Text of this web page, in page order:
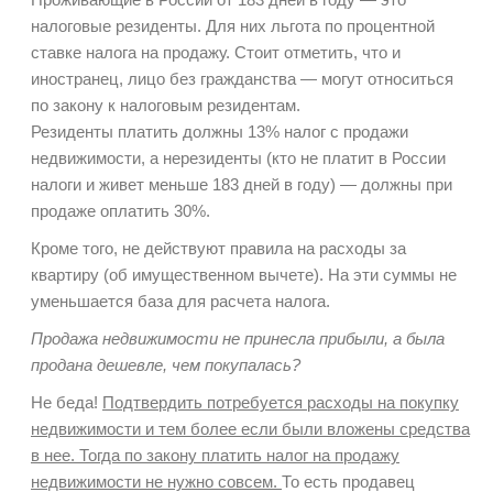
налоговые резиденты. Для них льгота по процентной
ставке налога на продажу. Стоит отметить, что и
иностранец, лицо без гражданства — могут относиться
по закону к налоговым резидентам.
Резиденты платить должны 13% налог с продажи
недвижимости, а нерезиденты (кто не платит в России
налоги и живет меньше 183 дней в году) — должны при
продаже оплатить 30%.
Кроме того, не действуют правила на расходы за
квартиру (об имущественном вычете). На эти суммы не
уменьшается база для расчета налога.
Продажа недвижимости не принесла прибыли, а была
продана дешевле, чем покупалась?
Не беда! Подтвердить потребуется расходы на покупку
недвижимости и тем более если были вложены средства
в нее. Тогда по закону платить налог на продажу
недвижимости не нужно совсем. То есть продавец